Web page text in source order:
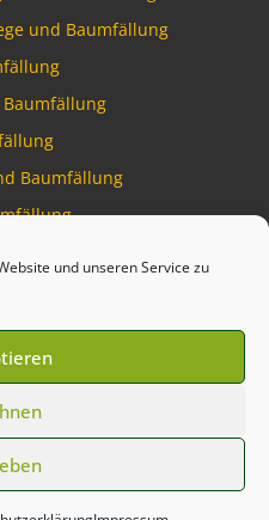
und unseren Service zu
und Baumfällung
Baumfällung
Talking Pixel